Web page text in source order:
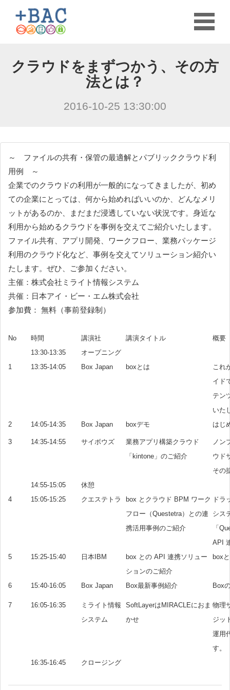
クラウドをまずつかう、その方
法とは？
2016-10-25 13:30:00
～ ファイルの共有・保管の最適解とパブリッククラウド利
用例 ～
企業でのクラウドの利用が一般的になってきましたが、初め
ての企業にとっては、何から始めればいいのか、どんなメリ
ットがあるのか、まだまだ浸透していない状況です。身近な
利用から始めるクラウドを事例を交えてご紹介いたします。
ファイル共有、アプリ開発、ワークフロー、業務パッケージ
利用のクラウド化など、事例を交えてソリューション紹介い
たします。ぜひ、ご参加ください。
主催：株式会社ミライト情報システム
共催：日本アイ・ビー・エム株式会社
参加費： 無料（事前登録制）
No 時間 講演社 講演タイトル
概要
13:30-13:35
オープニング
1
13:35-14:05 Box Japan boxとは
これ
イド
テン
いた
2
14:05-14:35 Box Japan boxデモ はじ
3 14:35-14:55 サイボウズ
業務アプリ構築クラウド
「kintone」のご紹介
ノン
ウド
その
14:55-15:05
休憩
4
15:05-15:25 クエステトラ
box とクラウド BPM ワーク
フロー（Questetra）との連
携活用事例のご紹介
ドラ
シス
「
API
5
15:25-15:40 日本IBM
box との API 連携ソリュー
ションのご紹介
box
6 15:40-16:05 Box Japan Box最新事例紹介 Box
7 16:05-16:35
ミライト情報
システム
SoftLayerはMIRACLEにおま
かせ
物理
ジッ
運用
す。
16:35-16:45
クロージング